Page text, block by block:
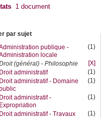
1 document
par sujet
publique -
locale
(1)
(général) - Philosophie
[X]
Droit administratif
(1)
Droit administratif - Domaine
(1)
Droit administratif -
Expropriation
(1)
Droit administratif - Travaux
(1)